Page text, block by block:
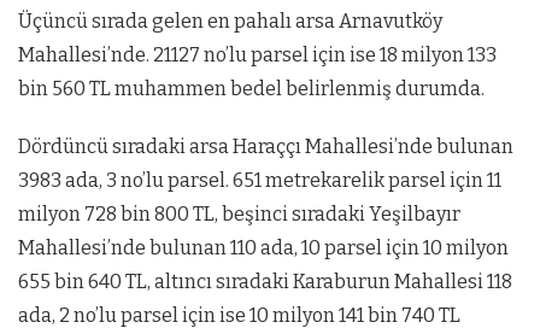
Üçüncü sırada gelen en pahalı arsa Arnavutköy
Mahallesi’nde. 21127 no’lu parsel için ise 18 milyon 133
bin 560 TL muhammen bedel belirlenmiş durumda.
Dördüncü sıradaki arsa Haraççı Mahallesi’nde bulunan
3983 ada, 3 no’lu parsel. 651 metrekarelik parsel için 11
milyon 728 bin 800 TL, beşinci sıradaki Yeşilbayır
Mahallesi’nde bulunan 110 ada, 10 parsel için 10 milyon
655 bin 640 TL, altıncı sıradaki Karaburun Mahallesi 118
ada, 2 no’lu parsel için ise 10 milyon 141 bin 740 TL